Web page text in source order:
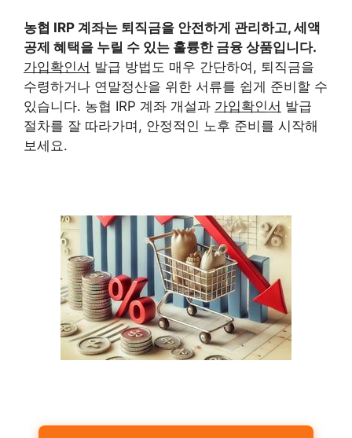
농협 IRP 계좌는 퇴직금을 안전하게 관리하고, 세액
공제 혜택을 누릴 수 있는 훌륭한 금융 상품입니다.
가입확인서 발급 방법도 매우 간단하여, 퇴직금을
수령하거나 연말정산을 위한 서류를 쉽게 준비할 수
있습니다. 농협 IRP 계좌 개설과 가입확인서 발급
절차를 잘 따라가며, 안정적인 노후 준비를 시작해
보세요.